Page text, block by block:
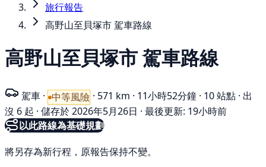
旅行報告
高野山至貝塚市 駕車路線
高野山至貝塚市 駕車路線
駕車 · 中等風險 · 571 km · 11小時52分鐘 · 10 站點 · 出
沒 6 起 · 儲存於 2026年5月26日 · 最後更新: 19小時前
以此路線為基礎規劃
將另存為新行程，原報告保持不變。